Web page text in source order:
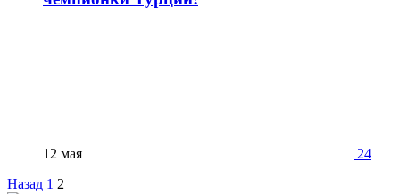
12 мая
24
Назад 1 2